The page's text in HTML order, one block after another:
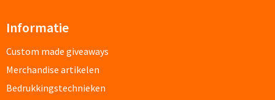
Handmatige paraplu's bedrukken
Automatische paraplu's bedrukken
Stormparaplu's bedrukken
Informatie
Custom made giveaways
Merchandise artikelen
Bedrukkingstechnieken